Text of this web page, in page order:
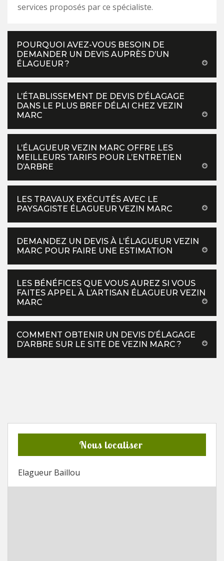
services proposés par ce spécialiste.
POURQUOI AVEZ-VOUS BESOIN DE
DEMANDER UN DEVIS AUPRÈS D’UN
ÉLAGUEUR ?
L’ÉTABLISSEMENT DE DEVIS D’ÉLAGAGE
DANS LE PLUS BREF DÉLAI CHEZ VEZIN
MARC
L’ÉLAGUEUR VEZIN MARC OFFRE LES
MEILLEURS TARIFS POUR L’ENTRETIEN
D’ARBRE
LES TRAVAUX EXÉCUTÉS AVEC LE
PAYSAGISTE ÉLAGUEUR VEZIN MARC
DEMANDEZ UN DEVIS À L’ÉLAGUEUR VEZIN
MARC POUR FAIRE UNE ESTIMATION
LES BÉNÉFICES QUE VOUS AUREZ SI VOUS
FAITES APPEL À L’ARTISAN ÉLAGUEUR VEZIN
MARC
COMMENT OBTENIR UN DEVIS D’ÉLAGAGE
D’ARBRE SUR LE SITE DE VEZIN MARC ?
Nous localiser
Elagueur Baillou